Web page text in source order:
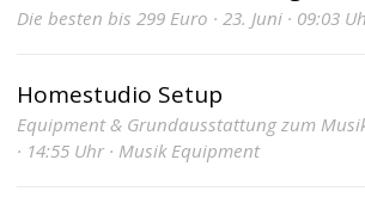
Die besten bis 299 Euro · 23. Juni · 09:03
Homestudio Setup
Equipment & Grundausstattung zum
· 14:55 Uhr · Musik Equipment